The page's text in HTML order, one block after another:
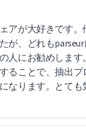
アが大好きです
が、どれも
人にお勧めしま
ることで、抽出
なります。とても